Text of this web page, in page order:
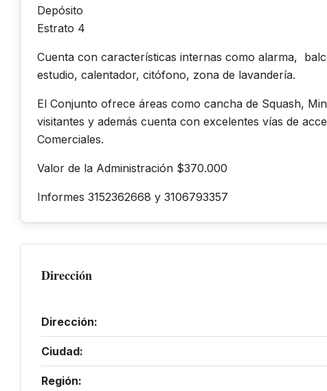
Depósito
Estrato 4
Cuenta con características internas como alarma,
estudio, calentador, citófono, zona de lavandería.
El Conjunto ofrece áreas como cancha de Squash,
visitantes y además cuenta con excelentes vías de
Comerciales.
Valor de la Administración $370.000
Informes 3152362668 y 3106793357
Dirección
Dirección:
Ciudad:
Región: